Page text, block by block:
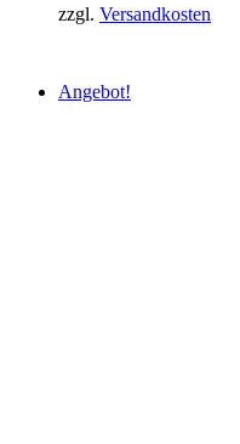
zzgl. Versandkosten
Angebot!